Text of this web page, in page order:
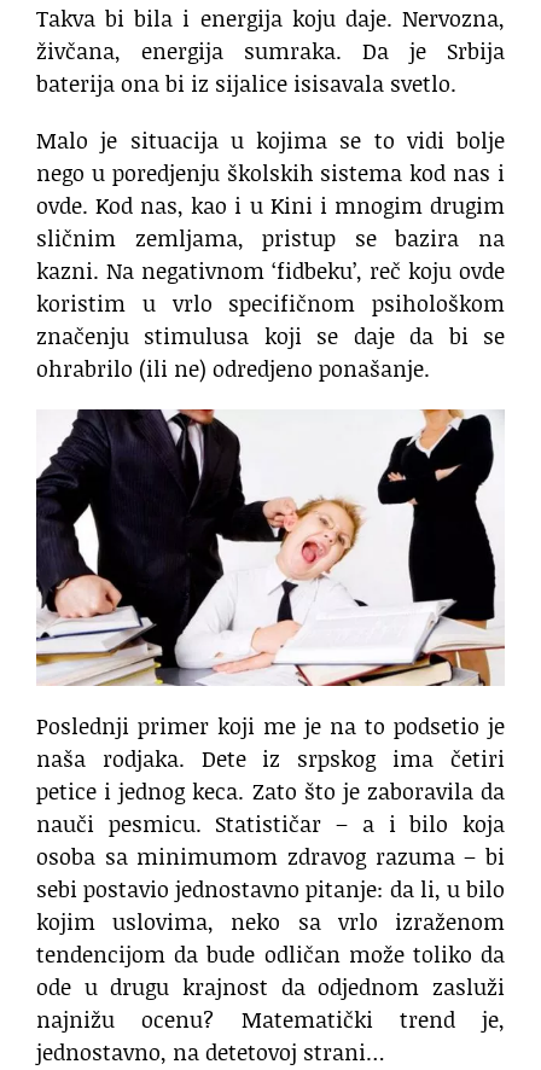
Takva bi bila i energija koju daje. Nervozna,
živčana, energija sumraka. Da je Srbija
baterija ona bi iz sijalice isisavala svetlo.
Malo je situacija u kojima se to vidi bolje
nego u poredjenju školskih sistema kod nas i
ovde. Kod nas, kao i u Kini i mnogim drugim
sličnim zemljama, pristup se bazira na
kazni. Na negativnom ‘fidbeku’, reč koju ovde
koristim u vrlo specifičnom psihološkom
značenju stimulusa koji se daje da bi se
ohrabrilo (ili ne) odredjeno ponašanje.
Poslednji primer koji me je na to podsetio je
naša rodjaka. Dete iz srpskog ima četiri
petice i jednog keca. Zato što je zaboravila da
nauči pesmicu. Statističar – a i bilo koja
osoba sa minimumom zdravog razuma – bi
sebi postavio jednostavno pitanje: da li, u bilo
kojim uslovima, neko sa vrlo izraženom
tendencijom da bude odličan može toliko da
ode u drugu krajnost da odjednom zasluži
najnižu ocenu? Matematički trend je,
jednostavno, na detetovoj strani…